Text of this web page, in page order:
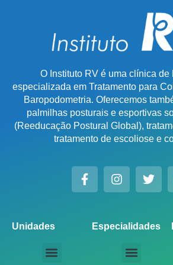
O Instituto RV é uma clínica
especializada em Tratamento para
Baropodometria. Oferecemos
palmilhas posturais e esportivas
(Reeducação Postural Global),
tratamento de escoliose e
Unidades Especialidades